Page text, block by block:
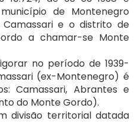
município de Montenegro
e o distrito de
a chamar-se Monte
no período de 1939-
(ex-Montenegro) é
Camassari, Abrantes e
do Monte Gordo).
divisão territorial datada